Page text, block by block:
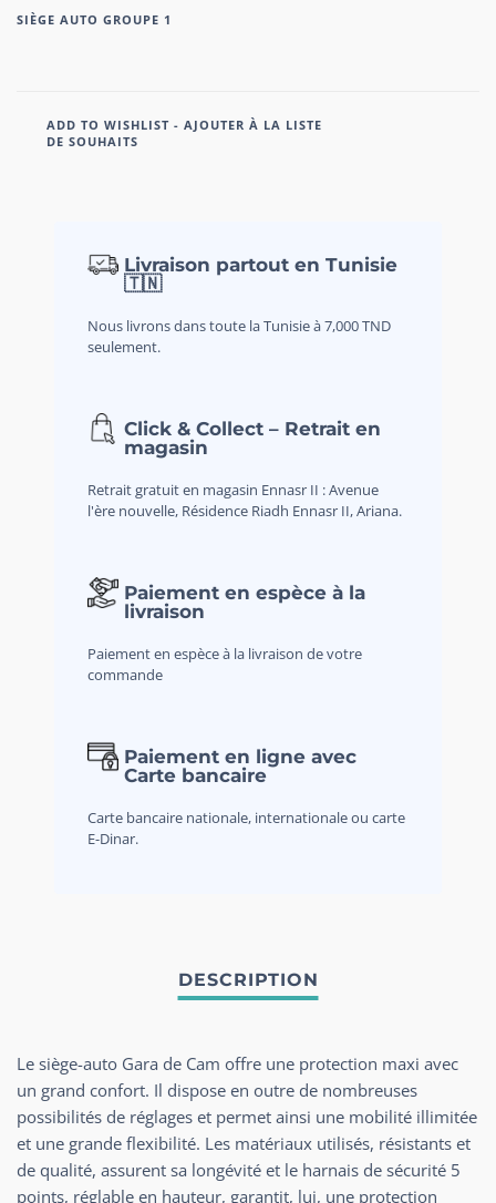
SIÈGE AUTO GROUPE 1
ADD TO WISHLIST - AJOUTER À LA LISTE
DE SOUHAITS
Livraison partout en Tunisie
🇹🇳
Nous livrons dans toute la Tunisie à 7,000 TND
seulement.
Click & Collect – Retrait en
magasin
Retrait gratuit en magasin Ennasr II : Avenue
l'ère nouvelle, Résidence Riadh Ennasr II, Ariana.
Paiement en espèce à la
livraison
Paiement en espèce à la livraison de votre
commande
Paiement en ligne avec
Carte bancaire
Carte bancaire nationale, internationale ou carte
E-Dinar.
Le siège-auto Gara de Cam offre une protection maxi avec
un grand confort. Il dispose en outre de nombreuses
possibilités de réglages et permet ainsi une mobilité illimitée
et une grande flexibilité. Les matériaux utilisés, résistants et
de qualité, assurent sa longévité et le harnais de sécurité 5
points, réglable en hauteur, garantit, lui, une protection